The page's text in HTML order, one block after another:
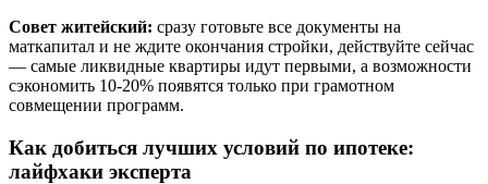
Совет житейский: сразу готовьте все документы на
маткапитал и не ждите окончания стройки, действуйте сейчас
— самые ликвидные квартиры идут первыми, а возможности
сэкономить 10-20% появятся только при грамотном
совмещении программ.
Как добиться лучших условий по ипотеке:
лайфхаки эксперта